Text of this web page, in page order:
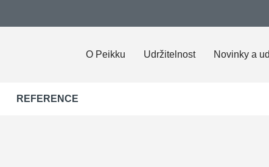
O Peikku Udržitelnost Novinky a
REFERENCE